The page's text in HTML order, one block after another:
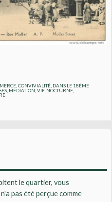
, CONVIVIALITÉ, DANS LE 18ÈME
MÉDIATION ,VIE-NOCTURNE
le quartier, vous
pas été perçue comme